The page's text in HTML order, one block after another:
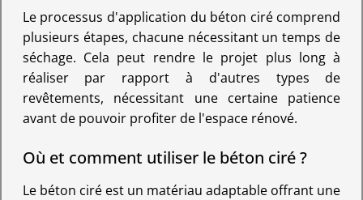
Le processus d'application du béton ciré comprend
plusieurs étapes, chacune nécessitant un temps de
séchage. Cela peut rendre le projet plus long à
réaliser par rapport à d'autres types de
revêtements, nécessitant une certaine patience
avant de pouvoir profiter de l'espace rénové.
Où et comment utiliser le béton ciré ?
Le béton ciré est un matériau adaptable offrant une